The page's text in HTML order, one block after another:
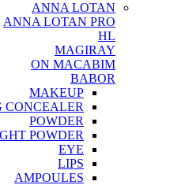
ANNA LOTAN
ANNA LOTAN PRO
HL
MAGIRAY
ON MACABIM
BABOR
MAKEUP
CONCEALER
POWDER
POWDER
EYE
LIPS
AMPOULES